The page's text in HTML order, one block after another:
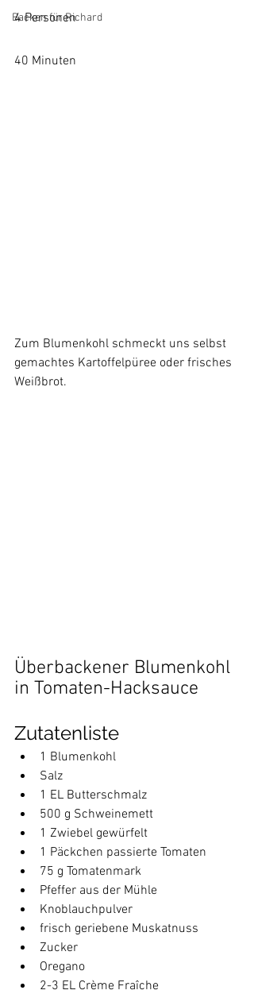
Backen für Richard
4 Personen
40 Minuten
Zum Blumenkohl schmeckt uns selbst
gemachtes Kartoffelpüree oder frisches
Weißbrot.
Überbackener Blumenkohl
in Tomaten-Hacksauce
Zutatenliste
1 Blumenkohl
Salz
1 EL Butterschmalz
500 g Schweinemett
1 Zwiebel gewürfelt
1 Päckchen passierte Tomaten
75 g Tomatenmark
Pfeffer aus der Mühle
Knoblauchpulver
frisch geriebene Muskatnuss
Zucker
Oregano
2-3 EL Crème Fraîche